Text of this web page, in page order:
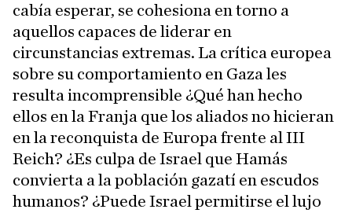
cabía esperar, se cohesiona en torno a
aquellos capaces de liderar en
circunstancias extremas. La crítica europea
sobre su comportamiento en Gaza les
resulta incomprensible ¿Qué han hecho
ellos en la Franja que los aliados no hicieran
en la reconquista de Europa frente al III
Reich? ¿Es culpa de Israel que Hamás
convierta a la población gazatí en escudos
humanos? ¿Puede Israel permitirse el lujo